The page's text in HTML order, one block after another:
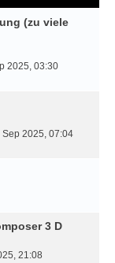
(zu viele
2025, 03:30
Sep 2025, 07:04
3 D
21:08